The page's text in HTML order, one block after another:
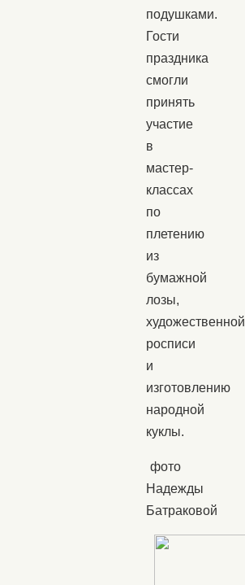
подушками.
Гости
праздника
смогли
принять
участие
в
мастер-
классах
по
плетению
из
бумажной
лозы,
художественной
росписи
и
изготовлению
народной
куклы.
фото
Надежды
Батраковой